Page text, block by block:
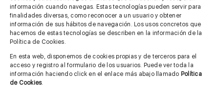
información cuando navegas. Estas tecnologías pueden servir para
finalidades diversas, como reconocer a un usuario y obtener
información de sus hábitos de navegación. Los usos concretos que
hacemos de estas tecnologías se describen en la información de la
Política de Cookies.
En esta web, disponemos de cookies propias y de terceros para el
acceso y registro al formulario de los usuarios. Puede ver toda la
información haciendo click en el enlace más abajo llamado Política
de Cookies.
MÁS INFORMACIÓN
Aviso legal
Política de privacidad